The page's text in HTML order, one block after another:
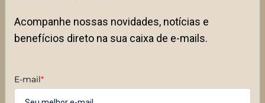
Acompanhe nossas novidades, notícias e
benefícios direto na sua caixa de e-mails.
E-mail*